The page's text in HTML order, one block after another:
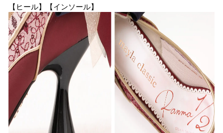
【ヒール】【インソール】